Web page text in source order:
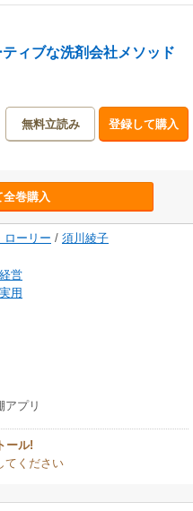
ィブな洗剤会社メソッド
無料立読み 登録して購入
巻購入
ローリー / 須川綾子
経営
実用
アプリ
ール!
てください